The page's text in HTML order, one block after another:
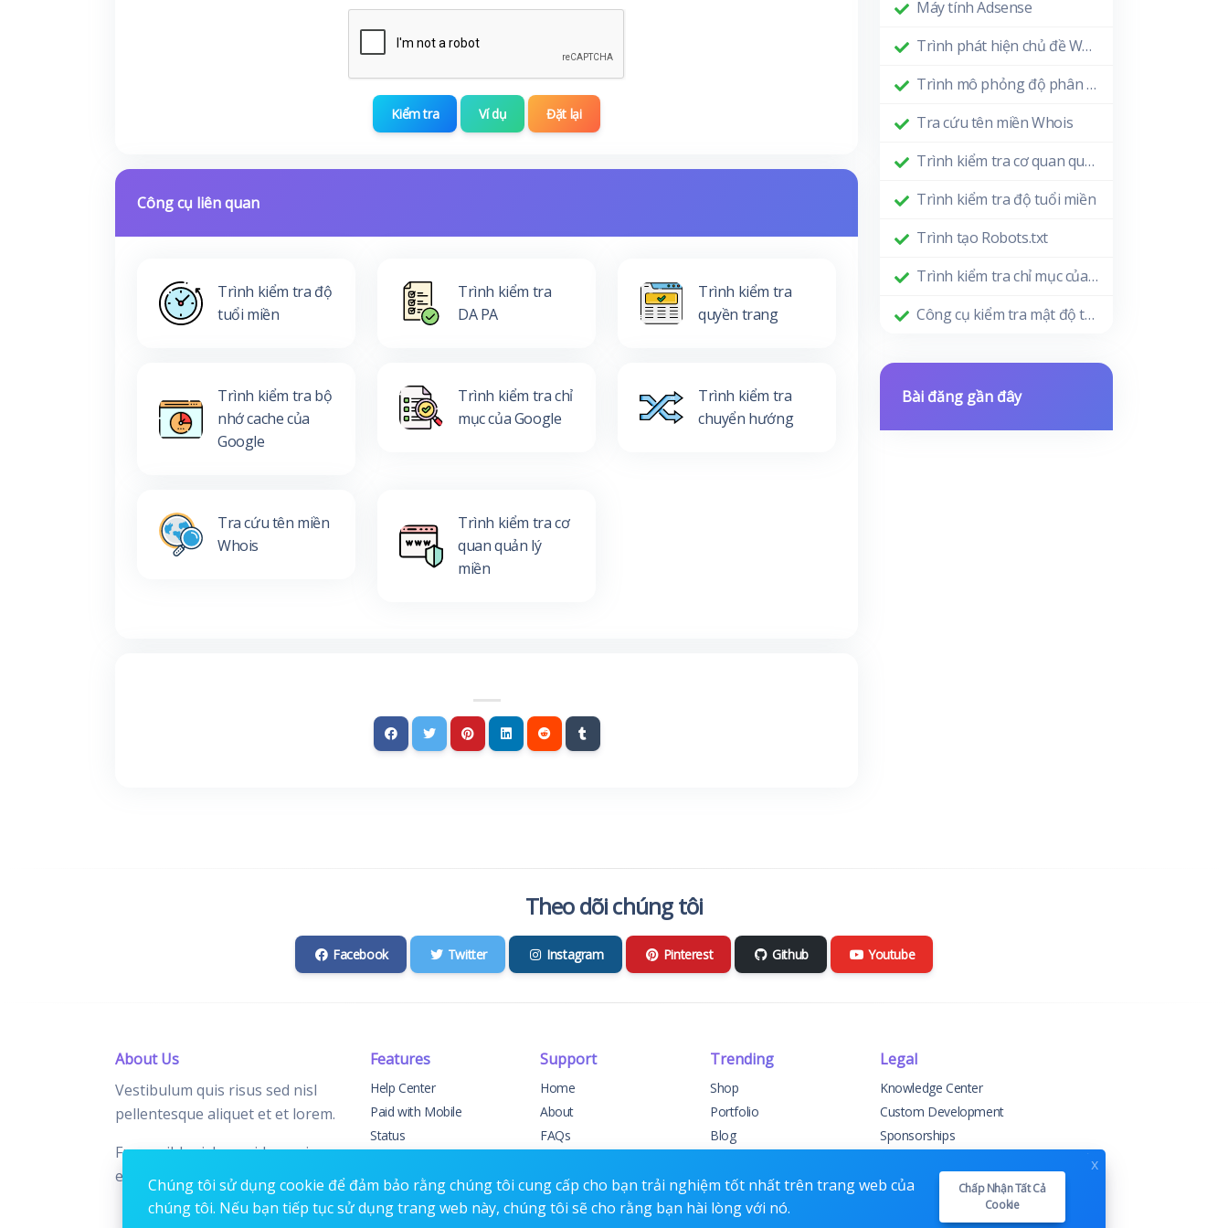
Kiểm tra Ví dụ Đặt lại
Công cụ liên quan
Trình kiểm tra độ
tuổi miền
Trình kiểm tra
DA PA
Trình kiểm tra
quyền trang
Trình kiểm tra bộ
nhớ cache của
Google
Trình kiểm tra chỉ
mục của Google
Trình kiểm tra
chuyển hướng
Tra cứu tên miền
Whois
Trình kiểm tra cơ
quan quản lý
miền
Máy tính Adsense
Trình phát hiện chủ đề WordPress
Trình mô phỏng độ phân giải màn hình
Tra cứu tên miền Whois
Trình kiểm tra cơ quan quản lý miền
Trình kiểm tra độ tuổi miền
Trình tạo Robots.txt
Trình kiểm tra chỉ mục của Google
Công cụ kiểm tra mật độ từ khóa
Bài đăng gần đây
Theo dõi chúng tôi
Facebook Twitter Instagram Pinterest Github Youtube
About Us
Vestibulum quis risus sed nisl
pellentesque aliquet et et lorem.
Fusce nibh nisl, gravida nec ipsum
eu, feugiat condimentum velit.
Features
Help Center
Paid with Mobile
Status
Contact Support
Support
Home
About
FAQs
Contact
Trending
Shop
Portfolio
Blog
Forums
Legal
Knowledge Center
Custom Development
Sponsorships
Privacy Policy
Chúng tôi sử dụng cookie để đảm bảo rằng chúng tôi cung cấp cho bạn trải nghiệm tốt nhất trên trang web của
chúng tôi. Nếu bạn tiếp tục sử dụng trang web này, chúng tôi sẽ cho rằng bạn hài lòng với nó.
Chấp Nhận Tất Cả
Cookie
x